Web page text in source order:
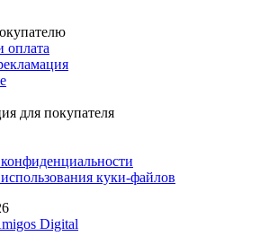
оплата
для покупателя
куки-файлов
Digital